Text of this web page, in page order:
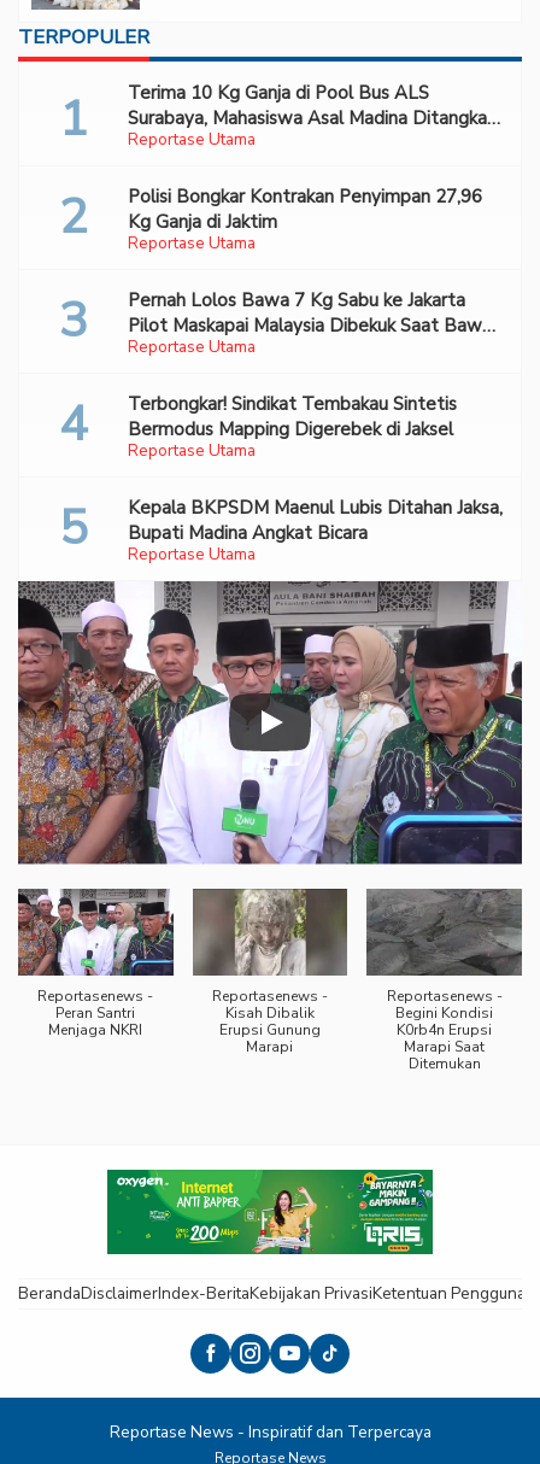
TERPOPULER
Reportase Utama
Terima 10 Kg Ganja di Pool Bus ALS
Surabaya, Mahasiswa Asal Madina Ditangkap
Bareskrim
Reportase Utama
Polisi Bongkar Kontrakan Penyimpan 27,96
Kg Ganja di Jaktim
Reportase Utama
Pernah Lolos Bawa 7 Kg Sabu ke Jakarta
Pilot Maskapai Malaysia Dibekuk Saat Bawa
70 Ribu Pil Ekstasi Di Bandara Soetta
Reportase Utama
Terbongkar! Sindikat Tembakau Sintetis
Bermodus Mapping Digerebek di Jaksel
Reportase Utama
Kepala BKPSDM Maenul Lubis Ditahan Jaksa,
Bupati Madina Angkat Bicara
Reportasenews -
Peran Santri
Menjaga NKRI
Reportasenews -
Kisah Dibalik
Erupsi Gunung
Marapi
Reportasenews -
Begini Kondisi
K0rb4n Erupsi
Marapi Saat
Ditemukan
BerandaDisclaimerIndex-BeritaKebijakan PrivasiKetentuan Pengguna
Reportase News - Inspiratif dan Terpercaya
Reportase News